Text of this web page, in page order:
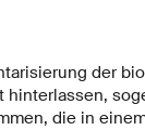
der
hinterlassen,
die in